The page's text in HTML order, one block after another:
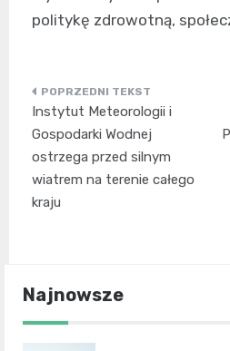
politykę zdrowotną,
Nawigacja
wpisu
Instytut Meteorologii i
Gospodarki Wodnej
ostrzega przed silnym
wiatrem na terenie całego
kraju
Najnowsze